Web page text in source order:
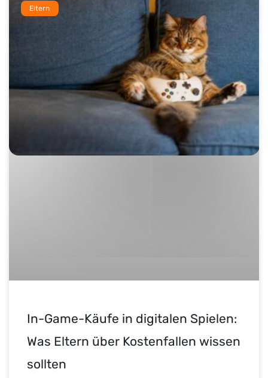
Eltern
In-Game-Käufe in digitalen Spielen:
Was Eltern über Kostenfallen wissen
sollten